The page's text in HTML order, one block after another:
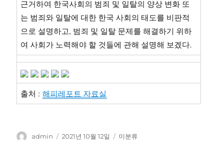
근거하여 한국사회의 범죄 및 일탈의 양상 변화 또
는 범죄와 일탈에 대한 한국 사회의 태도를 비판적
으로 설명하고, 범죄 및 일탈 문제를 해결하기 위하
여 사회가 노력해야 할 것들에 관해 설명해 보겠다.
출처 :해피레포트 자료실
글
admin 작
2021년 10월 12일 카
미분류